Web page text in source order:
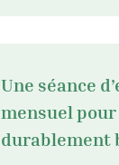
Une séance
mensuel pour
durablement